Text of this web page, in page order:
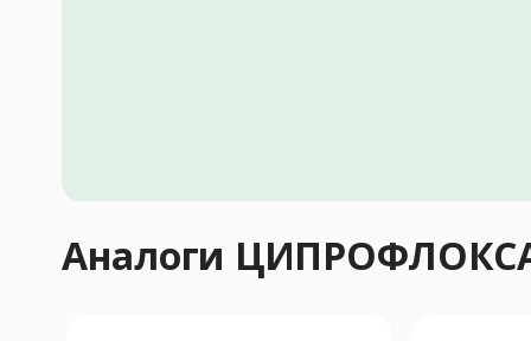
Аналоги